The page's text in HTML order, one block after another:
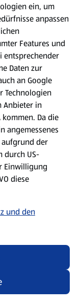
neuen Tab)
ein, um
anpassen
Features und
entsprechender
Daten zur
an Google
Technologien
Anbieter in
Da die
angemessenes
aufgrund der
durch US-
Einwilligung
diese
und den